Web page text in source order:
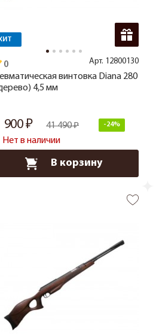
Арт. 12800130
винтовка Diana 280
4,5 мм
900 41 490 -24%
Нет в наличии
В корзину